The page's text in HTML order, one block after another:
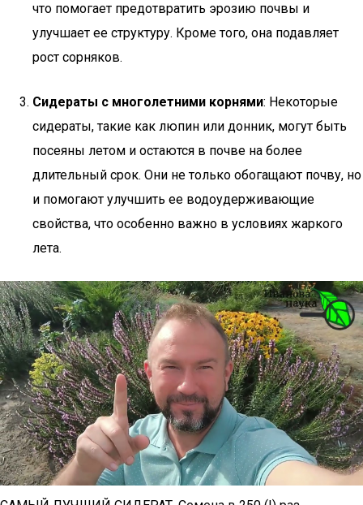
что помогает предотвратить эрозию почвы и
улучшает ее структуру. Кроме того, она подавляет
рост сорняков.
Сидераты с многолетними корнями: Некоторые
сидераты, такие как люпин или донник, могут быть
посеяны летом и остаются в почве на более
длительный срок. Они не только обогащают почву, но
и помогают улучшить ее водоудерживающие
свойства, что особенно важно в условиях жаркого
лета.